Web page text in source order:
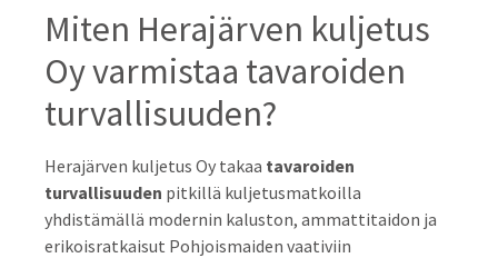
Miten Herajärven kuljetus
Oy varmistaa tavaroiden
turvallisuuden?
Herajärven kuljetus Oy takaa tavaroiden
turvallisuuden pitkillä kuljetusmatkoilla
yhdistämällä modernin kaluston, ammattitaidon ja
erikoisratkaisut Pohjoismaiden vaativiin